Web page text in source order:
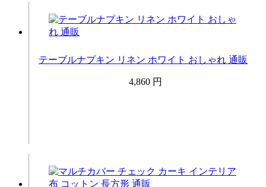
テーブルナプキン リネン ホワイト おしゃれ 通販
4,860 円